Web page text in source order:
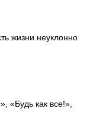
жизни неуклонно
«Будь как все!»,